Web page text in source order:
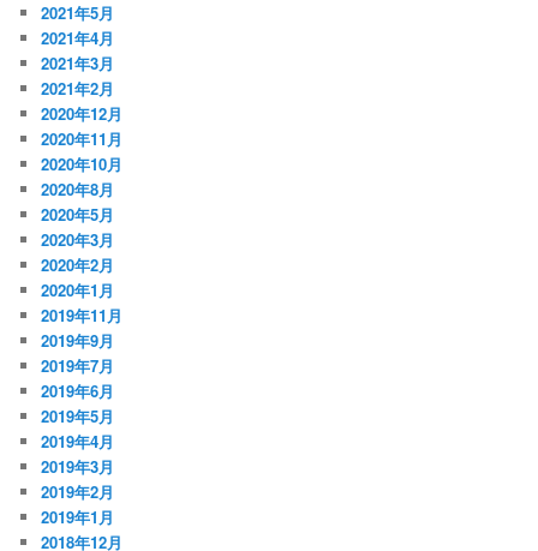
2021年5月
2021年4月
2021年3月
2021年2月
2020年12月
2020年11月
2020年10月
2020年8月
2020年5月
2020年3月
2020年2月
2020年1月
2019年11月
2019年9月
2019年7月
2019年6月
2019年5月
2019年4月
2019年3月
2019年2月
2019年1月
2018年12月